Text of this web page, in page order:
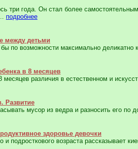
три года. Он стал более
подробнее
между детьми
по возможности максимально
в 8 месяцев
месяцев различия в естественном и
Развитие
мусор из ведра и разносить его по
здоровье девочки
и подросткового возраста рассказывает